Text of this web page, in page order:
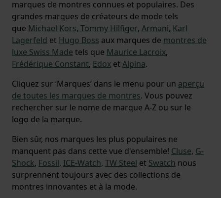
marques de montres connues et populaires. Des
grandes marques de créateurs de mode tels
que Michael Kors, Tommy Hilfiger, Armani, Karl
Lagerfeld et Hugo Boss aux marques de montres de
luxe Swiss Made tels que Maurice Lacroix,
Frédérique Constant, Edox et Alpina.
Cliquez sur ‘Marques’ dans le menu pour un aperçu
de toutes les marques de montres. Vous pouvez
rechercher sur le nome de marque A-Z ou sur le
logo de la marque.
Bien sûr, nos marques les plus populaires ne
manquent pas dans cette vue d'ensemble! Cluse, G-
Shock, Fossil, ICE-Watch, TW Steel et Swatch nous
surprennent toujours avec des collections de
montres innovantes et à la mode.